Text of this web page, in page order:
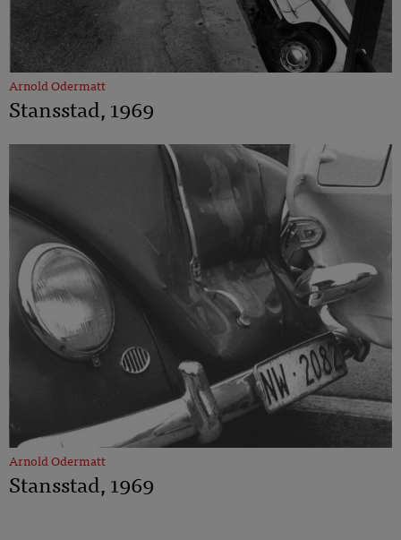
Arnold Odermatt
Stansstad, 1969
Arnold Odermatt
Stansstad, 1969